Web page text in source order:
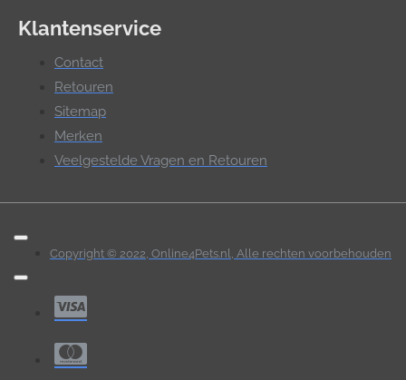
Klantenservice
Contact
Retouren
Sitemap
Merken
Veelgestelde Vragen en Retouren
Copyright © 2022, Online4Pets.nl, Alle rechten voorbehouden